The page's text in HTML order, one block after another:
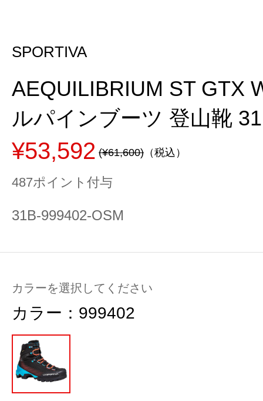
SPORTIVA
AEQUILIBRIUM ST GTX
ルパインブーツ 登山靴
¥53,592 (¥61,600) （税込）
487ポイント付与
31B-999402-OSM
カラーを選択してください
カラー： 999402